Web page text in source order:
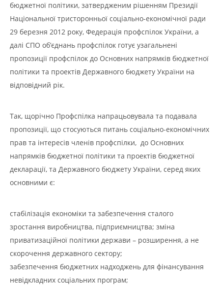
бюджетної політики, затвердженим рішенням Президії
Національної тристоронньої соціально-економічної ради
29 березня 2012 року, Федерація профспілок України, а
далі СПО об’єднань профспілок готує узагальнені
пропозиції профспілок до Основних напрямків бюджетної
політики та проектів Державного бюджету України на
відповідний рік.
Так, щорічно Профспілка напрацьовувала та подавала
пропозиції, що стосуються питань соціально-економічних
прав та інтересів членів профспілки, до Основних
напрямків бюджетної політики та проектів бюджетної
декларації, та Державного бюджету України, серед яких
основними є:
стабілізація економіки та забезпечення сталого
зростання виробництва, підприємництва; зміна
приватизаційної політики держави – розширення, а не
скорочення державного сектору;
забезпечення бюджетних надходжень для фінансування
невідкладних соціальних програм;